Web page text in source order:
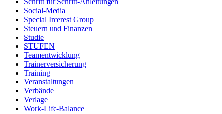
Schritt für Schritt-Anleitungen
Social-Media
Special Interest Group
Steuern und Finanzen
Studie
STUFEN
Teamentwicklung
Trainerversicherung
Training
Veranstaltungen
Verbände
Verlage
Work-Life-Balance